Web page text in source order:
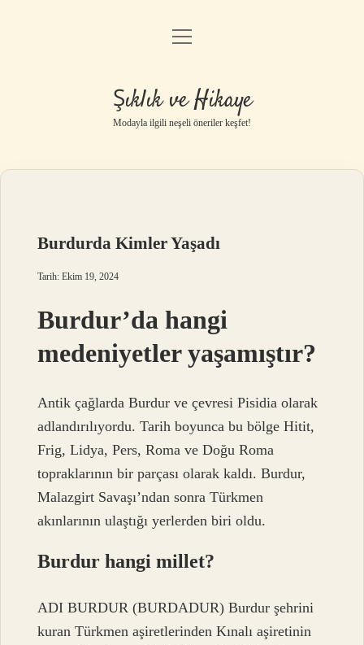
Gizlilik Politikası
Yasal Uyarı
menüyü
Şıklık ve Hikaye
Modayla ilgili neşeli öneriler keşfet!
Burdurda Kimler Yaşadı
Tarih: Ekim 19, 2024
Burdur’da hangi
medeniyetler yaşamıştır?
Antik çağlarda Burdur ve çevresi Pisidia olarak
adlandırılıyordu. Tarih boyunca bu bölge Hitit,
Frig, Lidya, Pers, Roma ve Doğu Roma
topraklarının bir parçası olarak kaldı. Burdur,
Malazgirt Savaşı’ndan sonra Türkmen
akınlarının ulaştığı yerlerden biri oldu.
Burdur hangi millet?
ADI BURDUR (BURDADUR) Burdur şehrini
kuran Türkmen aşiretlerinden Kınalı aşiretinin